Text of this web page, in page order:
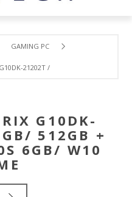
GAMING PC
21202T /R5/ 8GB/ 512GB + 1TB/
G10DK-
512GB +
6GB/ W10